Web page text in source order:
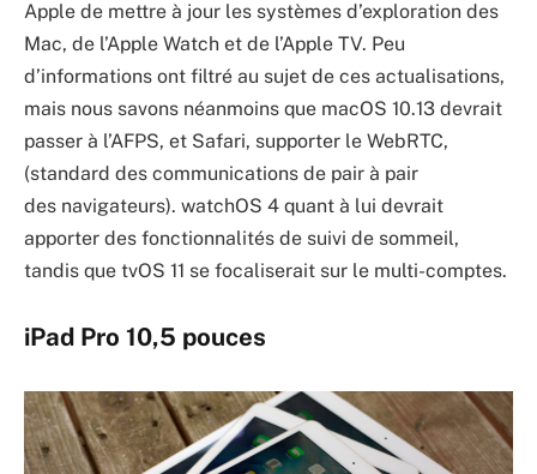
Apple de mettre à jour les systèmes d’exploration des
Mac, de l’Apple Watch et de l’Apple TV. Peu
d’informations ont filtré au sujet de ces actualisations,
mais nous savons néanmoins que macOS 10.13 devrait
passer à l’AFPS, et Safari, supporter le WebRTC,
(standard des communications de pair à pair
des navigateurs). watchOS 4 quant à lui devrait
apporter des fonctionnalités de suivi de sommeil,
tandis que tvOS 11 se focaliserait sur le multi-comptes.
iPad Pro 10,5 pouces